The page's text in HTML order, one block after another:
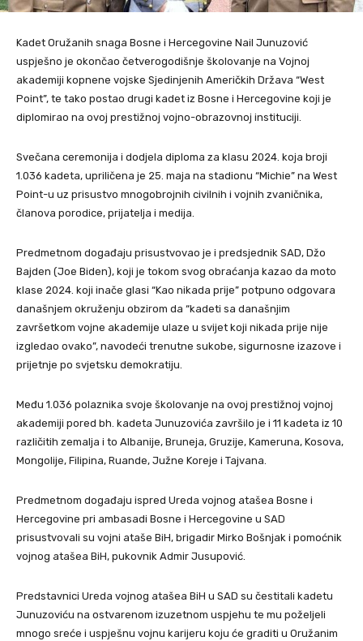
Kadet Oružanih snaga Bosne i Hercegovine Nail Junuzović
uspješno je okončao četverogodišnje školovanje na Vojnoj
akademiji kopnene vojske Sjedinjenih Američkih Država “West
Point”, te tako postao drugi kadet iz Bosne i Hercegovine koji je
diplomirao na ovoj prestižnoj vojno-obrazovnoj instituciji.
Svečana ceremonija i dodjela diploma za klasu 2024. koja broji
1.036 kadeta, upriličena je 25. maja na stadionu “Michie” na West
Point-u uz prisustvo mnogobrojnih civilnih i vojnih zvaničnika,
članova porodice, prijatelja i medija.
Predmetnom događaju prisustvovao je i predsjednik SAD, Džo
Bajden (Joe Biden), koji je tokom svog obraćanja kazao da moto
klase 2024. koji inače glasi “Kao nikada prije” potpuno odgovara
današnjem okruženju obzirom da “kadeti sa današnjim
završetkom vojne akademije ulaze u svijet koji nikada prije nije
izgledao ovako”, navodeći trenutne sukobe, sigurnosne izazove i
prijetnje po svjetsku demokratiju.
Među 1.036 polaznika svoje školovanje na ovoj prestižnoj vojnoj
akademiji pored bh. kadeta Junuzovića završilo je i 11 kadeta iz 10
različitih zemalja i to Albanije, Bruneja, Gruzije, Kameruna, Kosova,
Mongolije, Filipina, Ruande, Južne Koreje i Tajvana.
Predmetnom događaju ispred Ureda vojnog atašea Bosne i
Hercegovine pri ambasadi Bosne i Hercegovine u SAD
prisustvovali su vojni ataše BiH, brigadir Mirko Bošnjak i pomoćnik
vojnog atašea BiH, pukovnik Admir Jusupović.
Predstavnici Ureda vojnog atašea BiH u SAD su čestitali kadetu
Junuzoviću na ostvarenom izuzetnom uspjehu te mu poželjeli
mnogo sreće i uspješnu vojnu karijeru koju će graditi u Oružanim